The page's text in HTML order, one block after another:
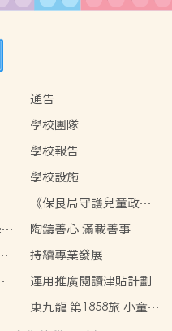
通告
學校團隊
學校報告
學校設施
《保良局守護兒童政
策》
陶鑄善心 滿載善事
持續專業發展
運用推廣閱讀津貼計劃
東九龍 第1858旅 小童軍